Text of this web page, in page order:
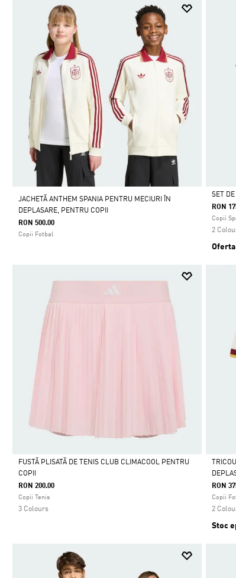
JACHETĂ ANTHEM SPANIA PENTRU MECIURI ÎN
DEPLASARE, PENTRU COPII
RON 500.00
Copii Fotbal
Da
SET
RON
Copii
2
Da
FUSTĂ PLISATĂ DE TENIS CLUB CLIMACOOL PENTRU
COPII
RON 200.00
Copii Tenis
3 Colours
Da
RON
Copii
2
Stoc